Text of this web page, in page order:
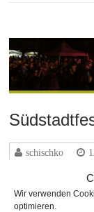
Wir verwenden
optimieren.
schischko
Keine